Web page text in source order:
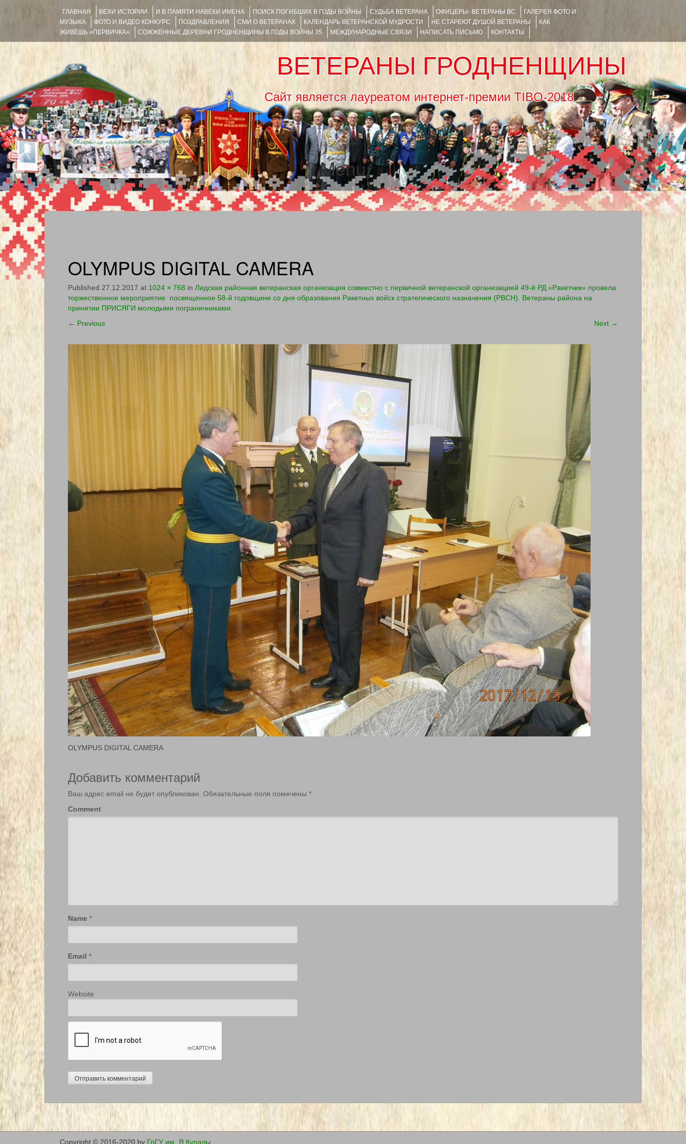
ГЛАВНАЯ ВЕХИ ИСТОРИИ И В ПАМЯТИ НАВЕКИ ИМЕНА ПОИСК ПОГИБШИХ В ГОДЫ ВОЙНЫ СУДЬБА ВЕТЕРАНА ОФИЦЕРЫ- ВЕТЕРАНЫ ВС
ГАЛЕРЕЯ ФОТО И
МУЗЫКА
ФОТО И ВИДЕО КОНКУРС ПОЗДРАВЛЕНИЯ СМИ О ВЕТЕРАНАХ КАЛЕНДАРЬ ВЕТЕРАНСКОЙ МУДРОСТИ НЕ СТАРЕЮТ ДУШОЙ ВЕТЕРАНЫ
КАК
ЖИВЁШЬ «ПЕРВИЧКА»
СОЖЖЁННЫЕ ДЕРЕВНИ ГРОДНЕНЩИНЫ В ГОДЫ ВОЙНЫ 35 МЕЖДУНАРОДНЫЕ СВЯЗИ НАПИСАТЬ ПИСЬМО КОНТАКТЫ
ВЕТЕРАНЫ ГРОДНЕНЩИНЫ
Сайт является лауреатом интернет-премии TIBO-2018
Menu
SKIP TO CONTENT
OLYMPUS DIGITAL CAMERA
Published 27.12.2017 at 1024 × 768 in Лидская районная ветеранская организация совместно с первичной ветеранской организацией 49-й РД «Ракетчик» провела
торжественное мероприятие посвященное 58-й годовщине со дня образования Ракетных войск стратегического назначения (РВСН). Ветераны района на
принятии ПРИСЯГИ молодыми пограничниками.
← Previous Next →
OLYMPUS DIGITAL CAMERA
Добавить комментарий
Ваш адрес email не будет опубликован. Обязательные поля помечены *
Comment
Name *
Email *
Website
Copyright © 2016-2020 by ГрГУ им. Я.Купалы